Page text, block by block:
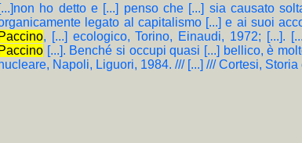
[...]non ho detto e [...] penso che [...] sia causato
legato al capitalismo [...] e ai suoi
Paccino, [...] ecologico, Torino, Einaudi, 1972; [...].
Paccino [...]. Benché si occupi quasi [...] bellico, è
Napoli, Liguori, 1984. /// [...] /// Cortesi,